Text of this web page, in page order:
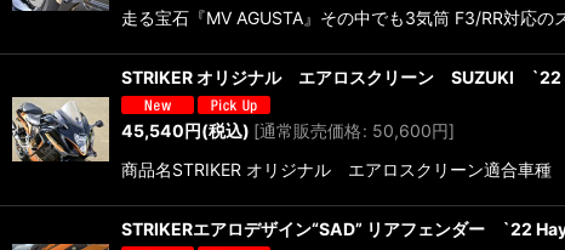
走る宝石『MV AGUSTA』その中でも3気筒 F3/RR対応
STRIKER オリジナル エアロスクリーン SUZUKI `22
45,540円(税込) [通常販売価格: 50,600円]
商品名STRIKER オリジナル エアロスクリーン適合
STRIKERエアロデザイン“SAD” リアフェンダー `22